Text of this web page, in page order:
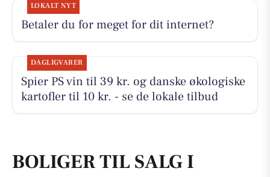
LOKALT NYT
Betaler du for meget for dit internet?
DAGLIGVARER
Spier PS vin til 39 kr. og danske økologiske
kartofler til 10 kr. - se de lokale tilbud
BOLIGER TIL SALG I